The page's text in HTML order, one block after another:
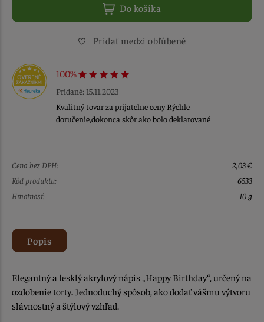
Do košíka
Pridať medzi obľúbené
100%
Pridané: 15.11.2023
Kvalitný tovar za prijatelne ceny Rýchle
doručenie,dokonca skôr ako bolo deklarované
Cena bez DPH:
2,03 €
Kód produktu:
6533
Hmotnosť:
10 g
Popis
Elegantný a lesklý akrylový nápis „Happy Birthday“, určený na
ozdobenie torty. Jednoduchý spôsob, ako dodať vášmu výtvoru
slávnostný a štýlový vzhľad.